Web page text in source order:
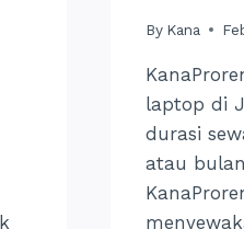
By Kana
laptop di
durasi
atau